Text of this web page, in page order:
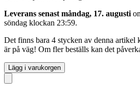
Leverans senast måndag, 17. augusti
söndag klockan 23:59.
Det finns bara 4 stycken av denna
är på väg! Om fler beställs kan det
Lägg i varukorgen